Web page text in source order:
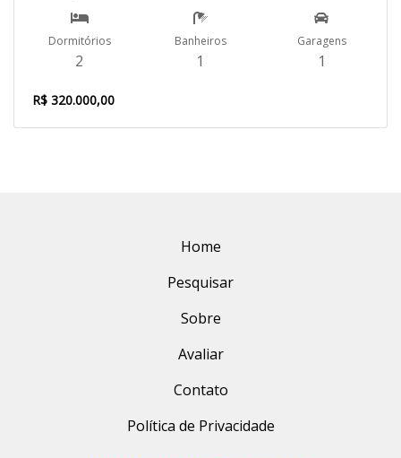
Dormitórios
2
Banheiros
1
Garagens
1
R$ 320.000,00
Home
Pesquisar
Sobre
Avaliar
Contato
Política de Privacidade